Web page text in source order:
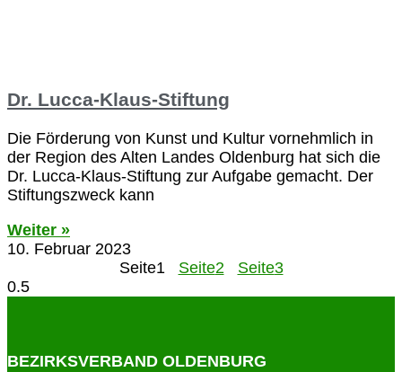
Dr. Lucca-Klaus-Stiftung
Die Förderung von Kunst und Kultur vornehmlich in
der Region des Alten Landes Oldenburg hat sich die
Dr. Lucca-Klaus-Stiftung zur Aufgabe gemacht. Der
Stiftungszweck kann
Weiter »
10. Februar 2023
Seite1 Seite2 Seite3
BEZIRKSVERBAND OLDENBURG